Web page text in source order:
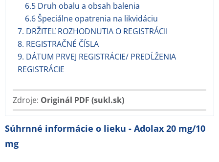
6.5 Druh obalu a obsah balenia
6.6 Špeciálne opatrenia na likvidáciu
7. DRŽITEĽ ROZHODNUTIA O REGISTRÁCII
8. REGISTRAČNÉ ČÍSLA
9. DÁTUM PRVEJ REGISTRÁCIE/ PREDĹŽENIA
REGISTRÁCIE
Zdroje: Originál PDF (sukl.sk)
Súhrnné informácie o lieku - Adolax 20 mg/10
mg